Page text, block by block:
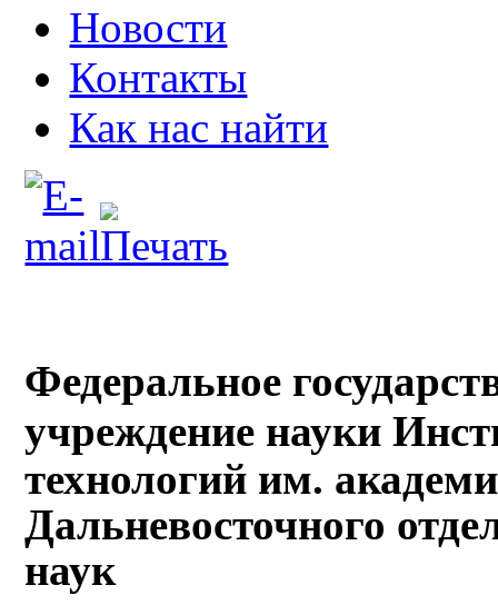
Новости
Контакты
Как нас найти
Федеральное
учреждение науки
технологий им.
Дальневосточного
наук